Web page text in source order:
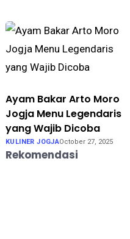
Ayam Bakar Arto Moro
Jogja Menu Legendaris
yang Wajib Dicoba
KULINER JOGJAOctober 27, 2025
Rekomendasi